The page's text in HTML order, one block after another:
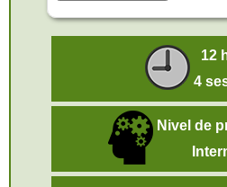
12
4
Nivel de